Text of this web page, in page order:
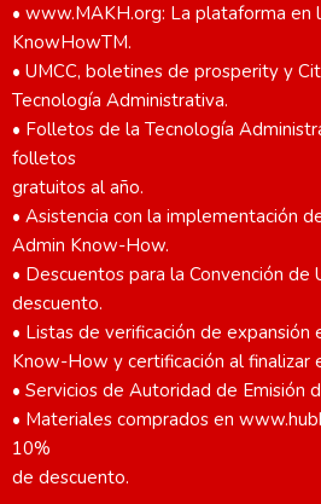
• www.MAKH.org: La plataforma
KnowHowTM.
• UMCC, boletines de prosperity y
Tecnología Administrativa.
• Folletos de la Tecnología
folletos
gratuitos al año.
• Asistencia con la implementación
Admin Know-How.
• Descuentos para la Convención de
descuento.
• Listas de verificación de expansión
Know-How y certificación al finalizar
• Servicios de Autoridad de Emisión
• Materiales comprados en
10%
de descuento.